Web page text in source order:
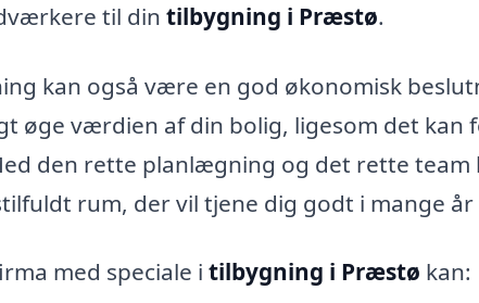
til din tilbygning i Præstø.
kan også være en god økonomisk
øge værdien af din bolig, ligesom det kan
den rette planlægning og det rette team
rum, der vil tjene dig godt i mange år
med speciale i tilbygning i Præstø kan: